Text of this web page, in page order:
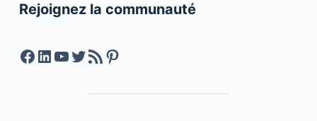
Rejoignez la communauté
Facebook
LinkedIn
YouTube
Twitter
Feed RSSPinterest